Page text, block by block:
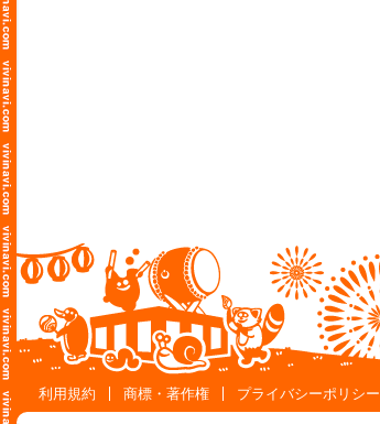
利用規約
商標・著作権 プライバシーポリシー